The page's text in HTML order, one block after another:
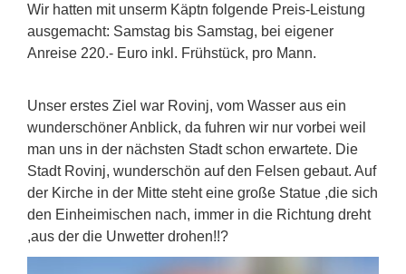
Wir hatten mit unserm Käptn folgende Preis-Leistung
ausgemacht: Samstag bis Samstag, bei eigener
Anreise 220.- Euro inkl. Frühstück, pro Mann.
Unser erstes Ziel war Rovinj, vom Wasser aus ein
wunderschöner Anblick, da fuhren wir nur vorbei weil
man uns in der nächsten Stadt schon erwartete. Die
Stadt Rovinj, wunderschön auf den Felsen gebaut. Auf
der Kirche in der Mitte steht eine große Statue ,die sich
den Einheimischen nach, immer in die Richtung dreht
,aus der die Unwetter drohen!!?